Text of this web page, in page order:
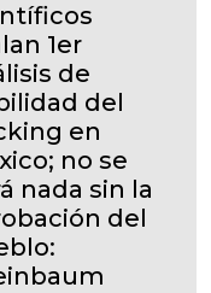
1er
de
del
en
no se
nada sin la
del